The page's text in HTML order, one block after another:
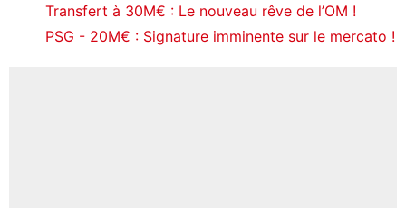
Transfert à 30M€ : Le nouveau rêve de l’OM !
PSG - 20M€ : Signature imminente sur le mercato !